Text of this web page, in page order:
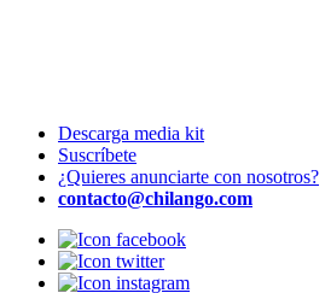
Descarga media kit
Suscríbete
¿Quieres anunciarte con nosotros?
contacto@chilango.com